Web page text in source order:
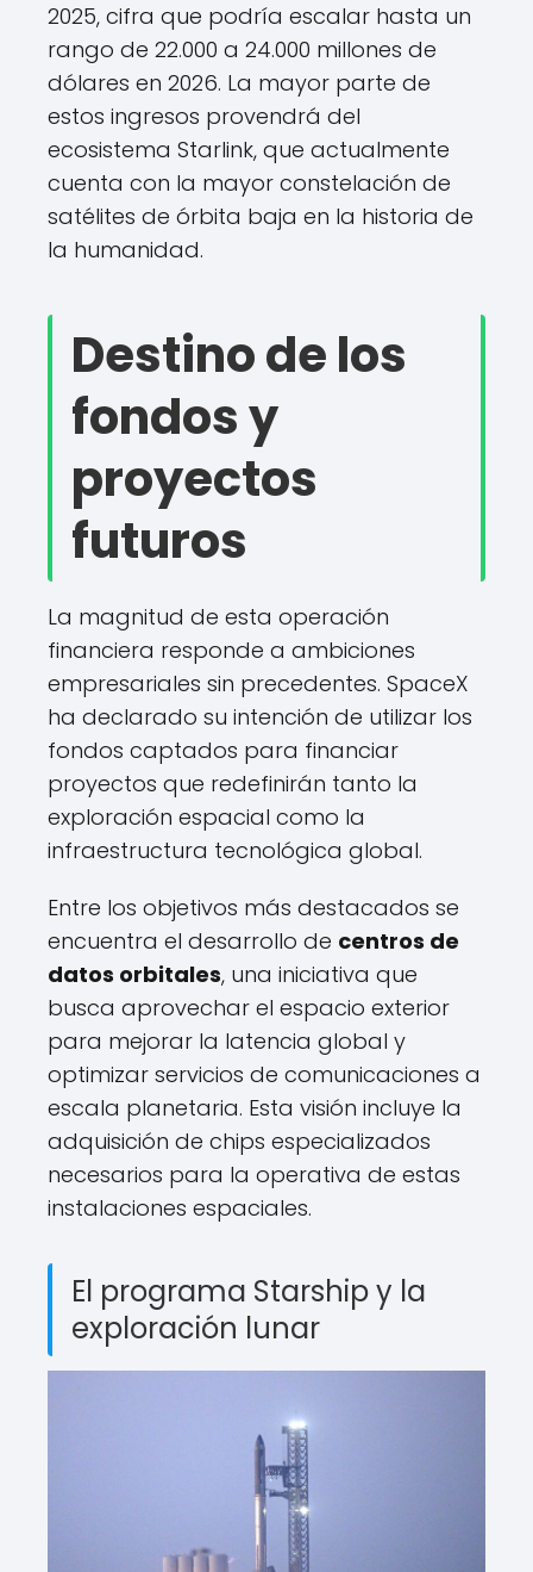
2025, cifra que podría escalar hasta un
rango de 22.000 a 24.000 millones de
dólares en 2026. La mayor parte de
estos ingresos provendrá del
ecosistema Starlink, que actualmente
cuenta con la mayor constelación de
satélites de órbita baja en la historia de
la humanidad.
Destino de los
fondos y
proyectos
futuros
La magnitud de esta operación
financiera responde a ambiciones
empresariales sin precedentes. SpaceX
ha declarado su intención de utilizar los
fondos captados para financiar
proyectos que redefinirán tanto la
exploración espacial como la
infraestructura tecnológica global.
Entre los objetivos más destacados se
encuentra el desarrollo de centros de
datos orbitales, una iniciativa que
busca aprovechar el espacio exterior
para mejorar la latencia global y
optimizar servicios de comunicaciones a
escala planetaria. Esta visión incluye la
adquisición de chips especializados
necesarios para la operativa de estas
instalaciones espaciales.
El programa Starship y la
exploración lunar